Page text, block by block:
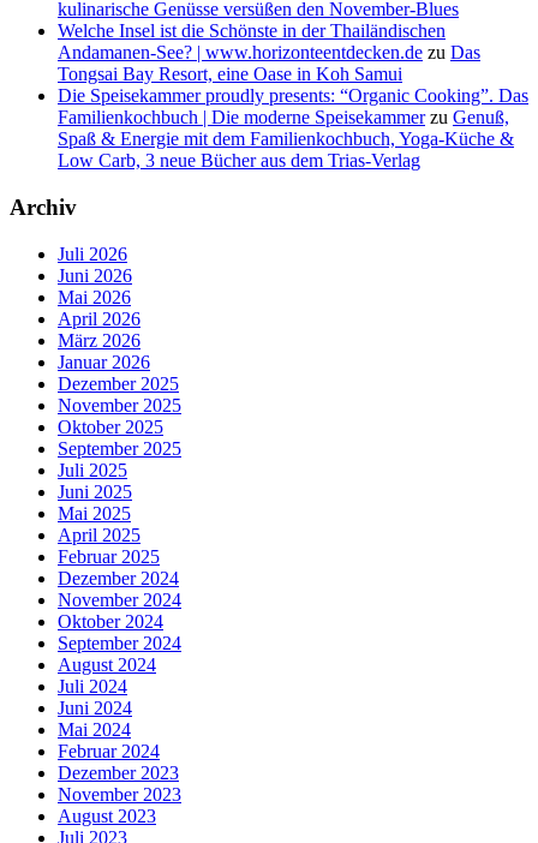
kulinarische Genüsse versüßen den November-Blues
Welche Insel ist die Schönste in der Thailändischen
Andamanen-See? | www.horizonteentdecken.de zu Das
Tongsai Bay Resort, eine Oase in Koh Samui
Die Speisekammer proudly presents: “Organic Cooking”. Das
Familienkochbuch | Die moderne Speisekammerzu Genuß,
Spaß & Energie mit dem Familienkochbuch, Yoga-Küche &
Low Carb, 3 neue Bücher aus dem Trias-Verlag
Archiv
Juli 2026
Juni 2026
Mai 2026
April 2026
März 2026
Januar 2026
Dezember 2025
November 2025
Oktober 2025
September 2025
Juli 2025
Juni 2025
Mai 2025
April 2025
Februar 2025
Dezember 2024
November 2024
Oktober 2024
September 2024
August 2024
Juli 2024
Juni 2024
Mai 2024
Februar 2024
Dezember 2023
November 2023
August 2023
Juli 2023